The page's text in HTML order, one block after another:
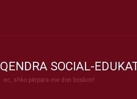
QENDRA SOCIAL-
ec, shko përpara me don boskon!